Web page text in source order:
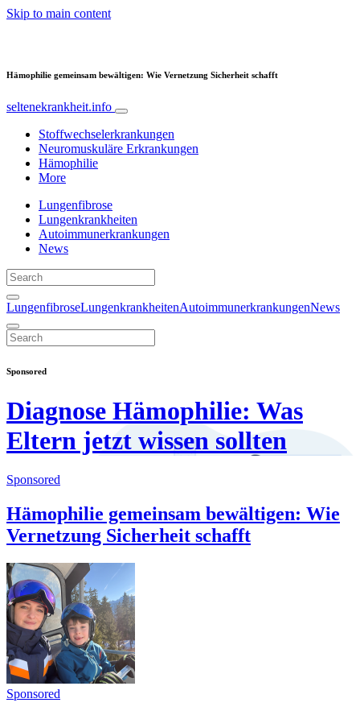
Skip to main content
Hämophilie gemeinsam bewältigen: Wie Vernetzung Sicherheit schafft
seltenekrankheit.info
Stoffwechselerkrankungen
Neuromuskuläre Erkrankungen
Hämophilie
More
Lungenfibrose
Lungenkrankheiten
Autoimmunerkrankungen
News
LungenfibroseLungenkrankheitenAutoimmunerkrankungenNews
Sponsored
Diagnose Hämophilie: Was
Eltern jetzt wissen sollten
Sponsored
Hämophilie gemeinsam bewältigen: Wie
Vernetzung Sicherheit schafft
Sponsored